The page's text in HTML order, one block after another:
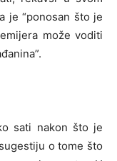
je “ponosan što je
može voditi
sati nakon što je
o tome što